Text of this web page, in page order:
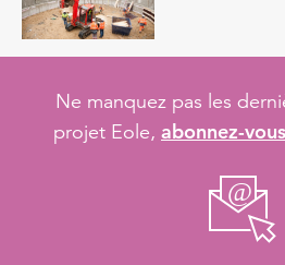
Ne manquez pas les
projet Eole, abonnez-